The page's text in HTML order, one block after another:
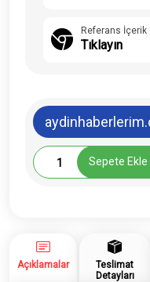
Referans İçerik
Tıklayın
Tanıtım
Sepete Ekle
Açıklamalar
Teslimat
Detayları